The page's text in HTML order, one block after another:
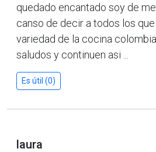
quedado encantado soy de
canso de decir a todos los
variedad de la cocina
saludos y continuen asi ...
Es útil (0)
laura